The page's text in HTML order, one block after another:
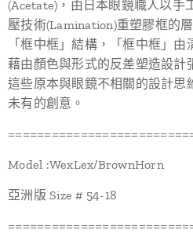
(Acetate)，由日本眼鏡職人以手
壓技術(Lamination)重塑膠框的
「框中框」結構，「框中框」由
藉由顏色與形式的反差塑造設計
這些原本與眼鏡不相關的設計思
未有的創意。
Model :WexLex/BrownHorn
亞洲版 Size # 54-18